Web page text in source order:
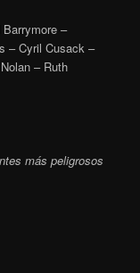
–
– Cyril Cusack –
– Ruth
más peligrosos